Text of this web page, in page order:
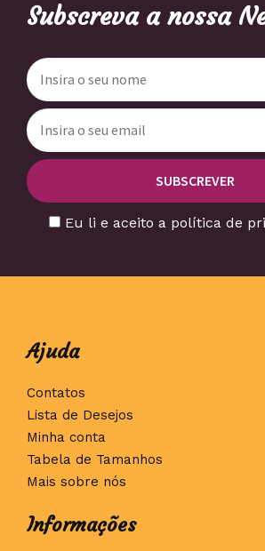
Subscreva a nossa
Eu li e aceito a política de
Ajuda
Contatos
Lista de Desejos
Minha conta
Tabela de Tamanhos
Mais sobre nós
Informações